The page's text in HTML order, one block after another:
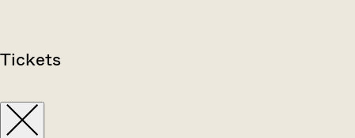
Tickets